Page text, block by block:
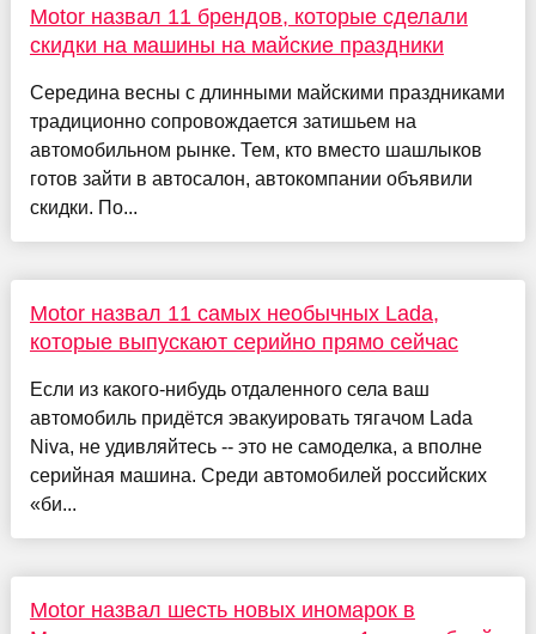
Motor назвал 11 брендов, которые сделали
скидки на машины на майские праздники
Середина весны с длинными майскими праздниками
традиционно сопровождается затишьем на
автомобильном рынке. Тем, кто вместо шашлыков
готов зайти в автосалон, автокомпании объявили
скидки. По...
Motor назвал 11 самых необычных Lada,
которые выпускают серийно прямо сейчас
Если из какого-нибудь отдаленного села ваш
автомобиль придётся эвакуировать тягачом Lada
Niva, не удивляйтесь -- это не самоделка, а вполне
серийная машина. Среди автомобилей российских
«би...
Motor назвал шесть новых иномарок в